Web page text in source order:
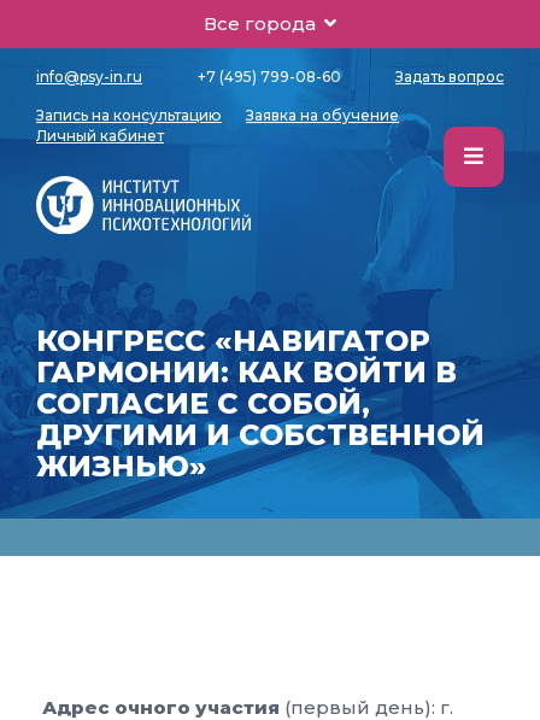
Все города
info@psy-in.ru +7 (495) 799-08-60 Задать вопрос
Запись на консультацию
Заявка на обучение
Личный кабинет
КОНГРЕСС «НАВИГАТОР
ГАРМОНИИ: КАК ВОЙТИ В
СОГЛАСИЕ С СОБОЙ,
ДРУГИМИ И СОБСТВЕННОЙ
ЖИЗНЬЮ»
Адрес очного участия (первый день): г.